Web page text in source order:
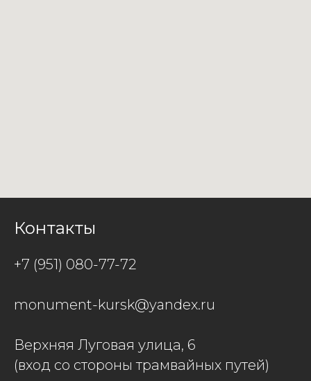
Контакты
+7 (951) 080-77-72
monument-kursk@yandex.ru
Верхняя Луговая улица, 6
(вход со стороны трамвайных путей)